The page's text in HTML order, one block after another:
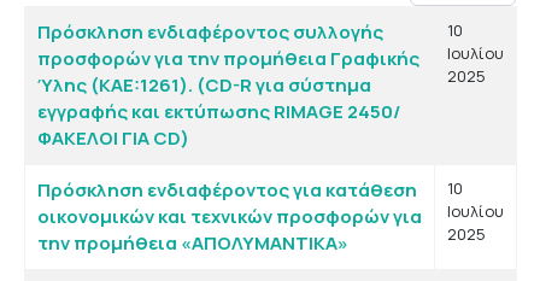
Τίτλος Ημ. Δημιουργίας
Πρόσκληση ενδιαφέροντος συλλογής
προσφορών για την προμήθεια Γραφικής
Ύλης (KAE:1261). (CD-R για σύστημα
εγγραφής και εκτύπωσης RIMAGE 2450/
ΦΑΚΕΛΟΙ ΓΙΑ CD)
10
Ιουλίου
2025
Πρόσκληση ενδιαφέροντος για κατάθεση
οικονομικών και τεχνικών προσφορών για
την προμήθεια «ΑΠΟΛΥΜΑΝΤΙΚΑ»
10
Ιουλίου
2025